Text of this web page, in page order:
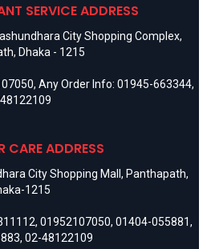
SERVICE ADDRESS
City Shopping Complex,
Dhaka - 1215
, Any Order Info: 01945-663344,
CARE ADDRESS
City Shopping Mall, Panthapath,
1215
, 01952107050, 01404-055881,
, 02-48122109